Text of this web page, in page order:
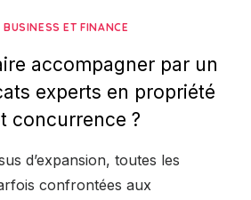
BUSINESS ET FINANCE
accompagner par un
experts en propriété
concurrence ?
d’expansion, toutes les
confrontées aux